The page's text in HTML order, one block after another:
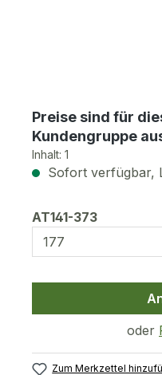
Preise sind für
Kundengruppe
Inhalt: 1
Sofort verfügbar,
AT141-373auswählen
oder
Zum Merkzettel